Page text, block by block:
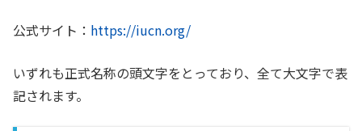
公式サイト： https://iucn.org/
いずれも正式名称の頭文字をとっており、全て大文字で表
記されます。